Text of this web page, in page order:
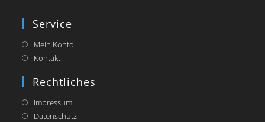
Service
Mein Konto
Kontakt
Rechtliches
Impressum
Datenschutz